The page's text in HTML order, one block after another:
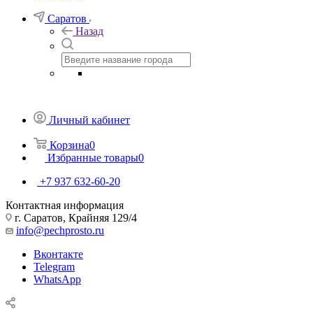
Саратов
Назад
Личный кабинет
Корзина0
Избранные товары0
+7 937 632-60-20
Контактная информация
г. Саратов, Крайняя 129/4
info@pechprosto.ru
Вконтакте
Telegram
WhatsApp